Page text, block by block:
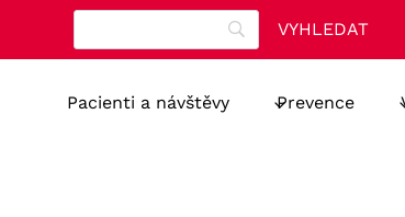
Pacienti a návštěvy Prevence